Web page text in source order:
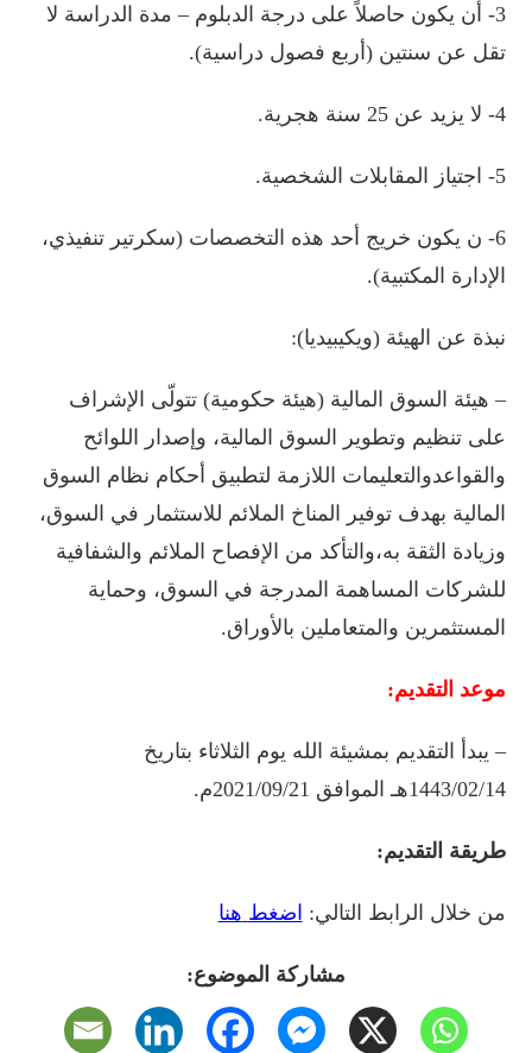
3- أن يكون حاصلاً على درجة الدبلوم – مدة الدراسة لا
تقل عن سنتين (أربع فصول دراسية).
4- لا يزيد عن 25 سنة هجرية.
5- اجتياز المقابلات الشخصية.
6- ن يكون خريج أحد هذه التخصصات (سكرتير تنفيذي،
الإدارة المكتبية).
نبذة عن الهيئة (ويكيبيديا):
– هيئة السوق المالية (هيئة حكومية) تتولّى الإشراف
على تنظيم وتطوير السوق المالية، وإصدار اللوائح
والقواعدوالتعليمات اللازمة لتطبيق أحكام نظام السوق
المالية بهدف توفير المناخ الملائم للاستثمار في السوق،
وزيادة الثقة به،والتأكد من الإفصاح الملائم والشفافية
للشركات المساهمة المدرجة في السوق، وحماية
المستثمرين والمتعاملين بالأوراق.
موعد التقديم:
– يبدأ التقديم بمشيئة الله يوم الثلاثاء بتاريخ
1443/02/14هـ الموافق م.
طريقة التقديم:
من خلال الرابط التالي: اضغط هنا
مشاركة الموضوع: